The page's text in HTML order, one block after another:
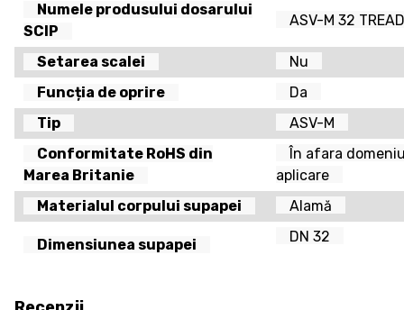
Numele produsului dosarului
SCIP
ASV-M 32
Setarea scalei
Nu
Funcția de oprire
Da
Tip
ASV-M
Conformitate RoHS din
Marea Britanie
În afara
aplicare
Materialul corpului supapei
Alamă
Dimensiunea supapei DN 32